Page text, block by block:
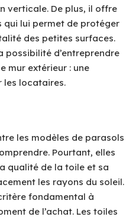
verticale. De plus, il offre
qui lui permet de protéger
des petites surfaces.
possibilité d’entreprendre
mur extérieur : une
les locataires.
les modèles de parasols
Pourtant, elles
qualité de la toile et sa
les rayons du soleil.
fondamental à
de l’achat. Les toiles